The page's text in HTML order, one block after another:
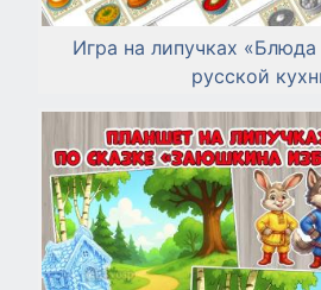
Игра на липучках
русской